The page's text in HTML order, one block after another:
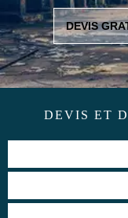
DEVIS
DEVIS ET